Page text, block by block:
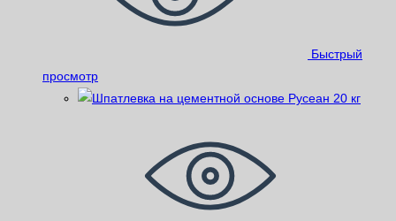
Быстрый
просмотр